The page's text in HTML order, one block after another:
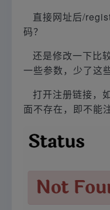
直接网址后/
码？
还是修改一下比
一些参数，少了这
打开注册链接，
面不存在，即不能